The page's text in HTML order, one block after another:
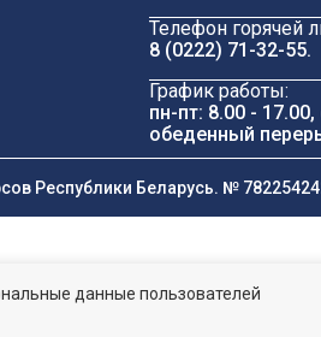
Телефон горячей
8 (0222) 71-32-55.
График работы:
пн-пт: 8.00 -
обеденный
Республики Беларусь. №
данные пользователей